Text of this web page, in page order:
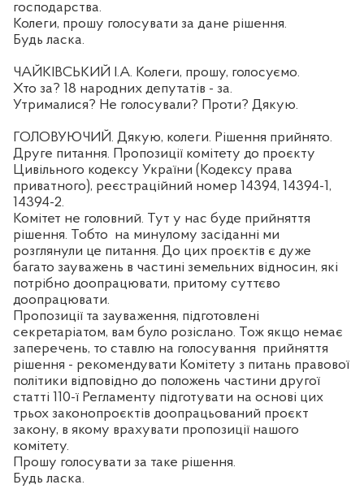
господарства.
Колеги, прошу голосувати за дане рішення.
Будь ласка.
ЧАЙКІВСЬКИЙ І.А. Колеги, прошу, голосуємо.
Хто за? 18 народних депутатів - за.
Утрималися? Не голосували? Проти? Дякую.
ГОЛОВУЮЧИЙ. Дякую, колеги. Рішення прийнято.
Друге питання. Пропозиції комітету до проєкту
Цивільного кодексу України (Кодексу права
приватного), реєстраційний номер 14394, 14394-1,
14394-2.
Комітет не головний. Тут у нас буде прийняття
рішення. Тобто на минулому засіданні ми
розглянули це питання. До цих проєктів є дуже
багато зауважень в частині земельних відносин, які
потрібно доопрацювати, притому суттєво
доопрацювати.
Пропозиції та зауваження, підготовлені
секретаріатом, вам було розіслано. Тож якщо немає
заперечень, то ставлю на голосування прийняття
рішення - рекомендувати Комітету з питань правової
політики відповідно до положень частини другої
статті 110-ї Регламенту підготувати на основі цих
трьох законопроєктів доопрацьований проєкт
закону, в якому врахувати пропозиції нашого
комітету.
Прошу голосувати за таке рішення.
Будь ласка.